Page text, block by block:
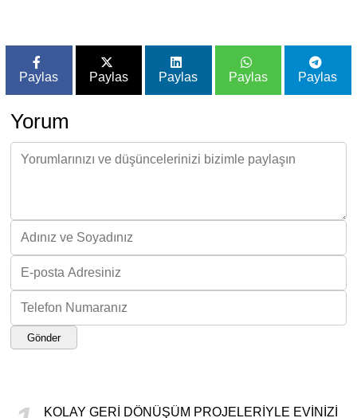
Paylas Paylas Paylas Paylas Paylas
Yorum
Gönder
KOLAY GERI DÖNÜŞÜM PROJELERIYLE EVINIZI